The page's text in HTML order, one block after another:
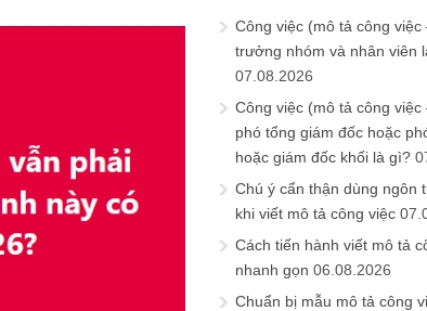
Công việc (mô tả công việc
trưởng nhóm và nhân viên
07.08.2026
Công việc (mô tả công việc
phó tổng giám đốc hoặc
hoặc giám đốc khối là gì?
Chú ý cẩn thận dùng ngôn
khi viết mô tả công việc
Cách tiến hành viết mô tả
nhanh gọn 06.08.2026
Chuẩn bị mẫu mô tả công